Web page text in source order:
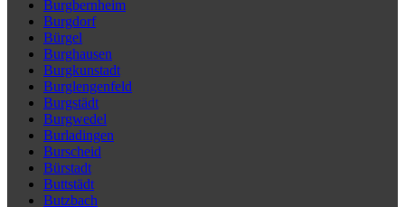
Burgbernheim
Burgdorf
Bürgel
Burghausen
Burgkunstadt
Burglengenfeld
Burgstädt
Burgwedel
Burladingen
Burscheid
Bürstadt
Buttstädt
Butzbach